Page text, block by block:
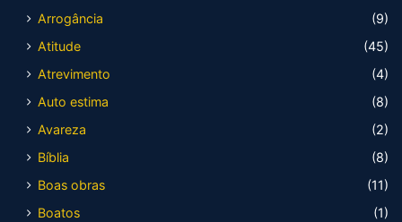
Arrogância
(9)
Atitude
(45)
Atrevimento
(4)
Auto estima
(8)
Avareza
(2)
Bíblia
(8)
Boas obras
(11)
Boatos
(1)